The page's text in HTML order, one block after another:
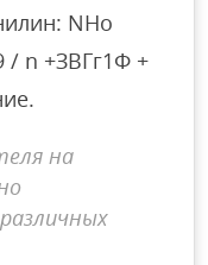
NHo
/ n +ЗВГг1Ф +
на